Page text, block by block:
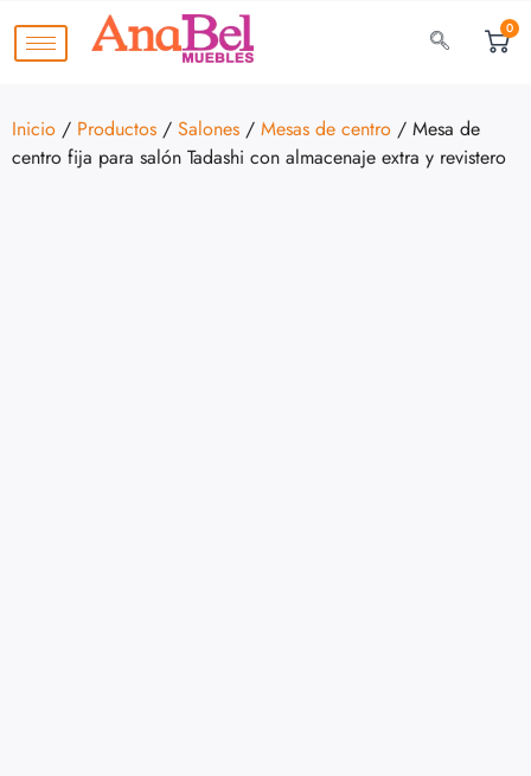
0
Inicio / Productos / Salones / Mesas de centro / Mesa de
centro fija para salón Tadashi con almacenaje extra y revistero